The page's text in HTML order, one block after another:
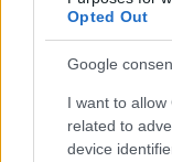
Opted Out
Google
I want to
related to
device
SZÉPSÉG
Dallos